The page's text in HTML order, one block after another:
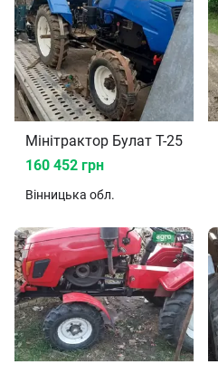
Мінітрактор Булат T-25 2021
160 452 грн
Вінницька обл.